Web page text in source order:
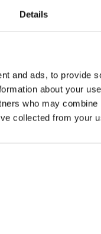
Details
and ads, to provide
about your
who may
collected from your